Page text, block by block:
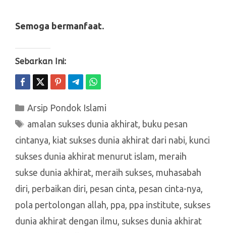
Semoga bermanfaat.
Sebarkan Ini:
Kategori
Arsip Pondok Islami
Tag
amalan sukses dunia akhirat, buku pesan
cintanya, kiat sukses dunia akhirat dari nabi, kunci
sukses dunia akhirat menurut islam, meraih
sukse dunia akhirat, meraih sukses, muhasabah
diri, perbaikan diri, pesan cinta, pesan cinta-nya,
pola pertolongan allah, ppa, ppa institute, sukses
dunia akhirat dengan ilmu, sukses dunia akhirat